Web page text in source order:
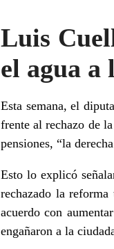
Luis
el agua a
Esta semana, el
frente al rechazo de
pensiones, “la
Esto lo explicó
rechazado la
acuerdo con
engañaron a la